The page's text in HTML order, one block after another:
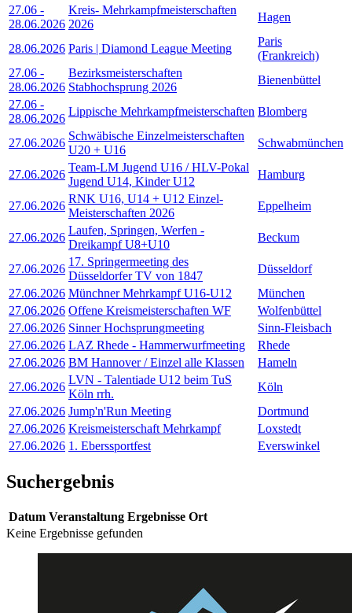
27.06 -
28.06.2026
Kreis- Mehrkampfmeisterschaften
2026
Hagen
28.06.2026 Paris | Diamond League Meeting
Paris
(Frankreich)
27.06 -
28.06.2026
Bezirksmeisterschaften
Stabhochsprung 2026
Bienenbüttel
27.06 -
28.06.2026
Lippische Mehrkampfmeisterschaften Blomberg
27.06.2026
Schwäbische Einzelmeisterschaften
U20 + U16
Schwabmünchen
27.06.2026
Team-LM Jugend U16 / HLV-Pokal
Jugend U14, Kinder U12
Hamburg
27.06.2026
RNK U16, U14 + U12 Einzel-
Meisterschaften 2026
Eppelheim
27.06.2026
Laufen, Springen, Werfen -
Dreikampf U8+U10
Beckum
27.06.2026
17. Springermeeting des
Düsseldorfer TV von 1847
Düsseldorf
27.06.2026 Münchner Mehrkampf U16-U12
München
27.06.2026 Offene Kreismeisterschaften WF
Wolfenbüttel
27.06.2026 Sinner Hochsprungmeeting
Sinn-Fleisbach
27.06.2026 LAZ Rhede - Hammerwurfmeeting
Rhede
27.06.2026 BM Hannover / Einzel alle Klassen
Hameln
27.06.2026
LVN - Talentiade U12 beim TuS
Köln rrh.
Köln
27.06.2026 Jump'n'Run Meeting
Dortmund
27.06.2026 Kreismeisterschaft Mehrkampf
Loxstedt
27.06.2026 1. Eberssportfest Everswinkel
Suchergebnis
Datum Veranstaltung Ergebnisse Ort
Keine Ergebnisse gefunden